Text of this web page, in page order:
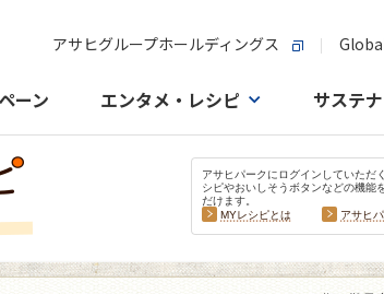
アサヒグループホールディングス
ーン エンタメ・レシピ サステ
アサヒパークにログインしていただ
シピやおいしそうボタンなどの機能
だけます。
MYレシピとは
アサヒ